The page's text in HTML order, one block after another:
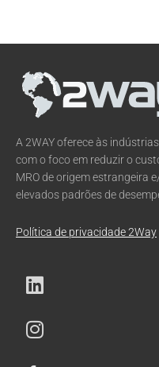
A 2WAY oferece às
com o foco em reduzir o
MRO de origem estrangeira
elevados padrões de
Política de privacidade 2Way